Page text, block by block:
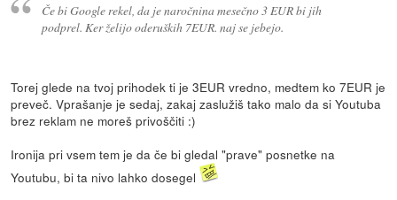
Če bi Google rekel, da je naročnina mesečno 3 EUR bi jih
podprel. Ker želijo oderuških 7EUR. naj se jebejo.
Torej glede na tvoj prihodek ti je 3EUR vredno, medtem ko 7EUR je
preveč. Vprašanje je sedaj, zakaj zaslužiš tako malo da si Youtuba
brez reklam ne moreš privoščiti :)
Ironija pri vsem tem je da če bi gledal "prave" posnetke na
Youtubu, bi ta nivo lahko dosegel